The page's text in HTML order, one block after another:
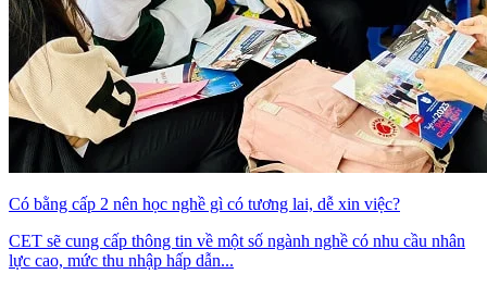
Có bằng cấp 2 nên học nghề gì có tương lai, dễ xin việc?
CET sẽ cung cấp thông tin về một số ngành nghề có nhu cầu nhân
lực cao, mức thu nhập hấp dẫn...